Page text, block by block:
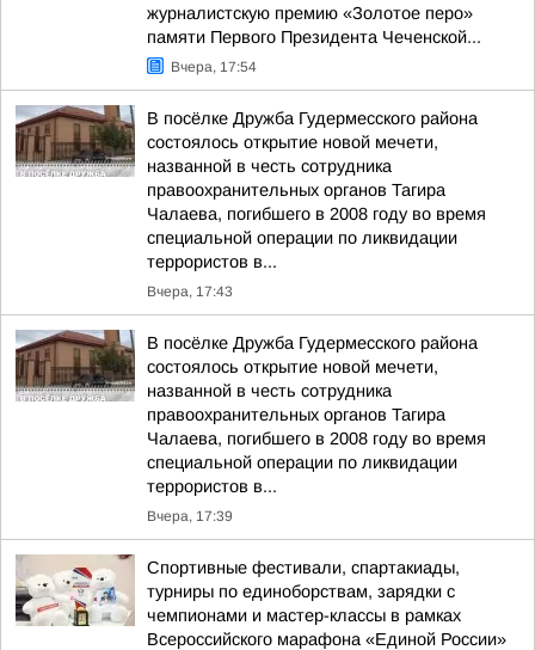
журналистскую премию «Золотое перо»
памяти Первого Президента Чеченской...
Вчера, 17:54
В посёлке Дружба Гудермесского района
состоялось открытие новой мечети,
названной в честь сотрудника
правоохранительных органов Тагира
Чалаева, погибшего в 2008 году во время
специальной операции по ликвидации
террористов в...
Вчера, 17:43
В посёлке Дружба Гудермесского района
состоялось открытие новой мечети,
названной в честь сотрудника
правоохранительных органов Тагира
Чалаева, погибшего в 2008 году во время
специальной операции по ликвидации
террористов в...
Вчера, 17:39
Спортивные фестивали, спартакиады,
турниры по единоборствам, зарядки с
чемпионами и мастер-классы в рамках
Всероссийского марафона «Единой России»